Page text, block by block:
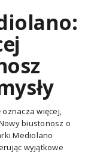
więcej,
biustonosz o
Mediolano
wyjątkowe